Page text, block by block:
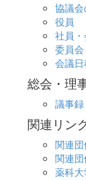
協議
役員
社員・
委員会
会議日
総会・理
議事録
関連リン
関連
関連
薬科